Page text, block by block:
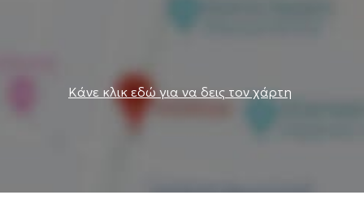
Κάνε κλικ εδώ για να δεις τον χάρτη